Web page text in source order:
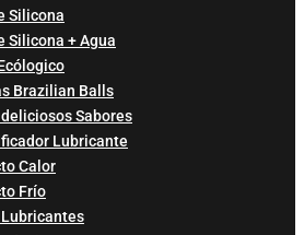
Silicona
Silicona + Agua
Brazilian Balls
Sabores
Lubricante
Calor
Frío